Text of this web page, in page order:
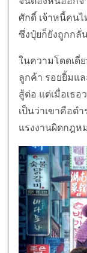
ศักดิ์ เจ้าหนี้คน
ซึ่งปุ๋ยก็ยังถูกกลั่
ในความโดดเดี่
ลูกค้า รอยยิ้มแ
สู้ต่อ แต่เมื่อเธอ
เป็นว่าเขาคือต
แรงงานผิดกฎห